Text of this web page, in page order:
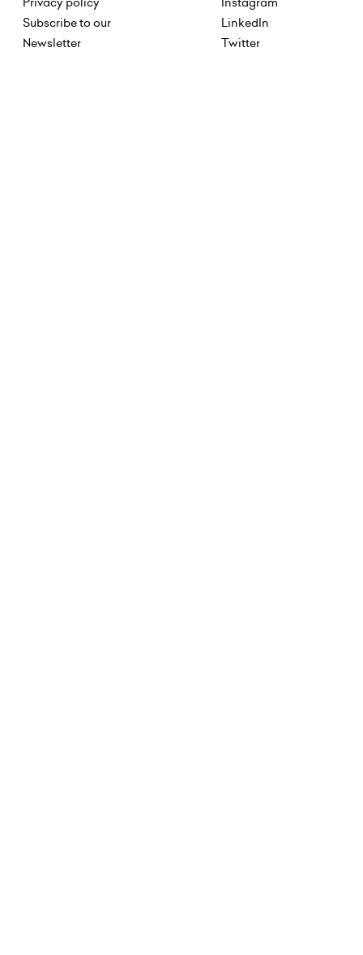
Subscribe to our
Newsletter
LinkedIn
Twitter